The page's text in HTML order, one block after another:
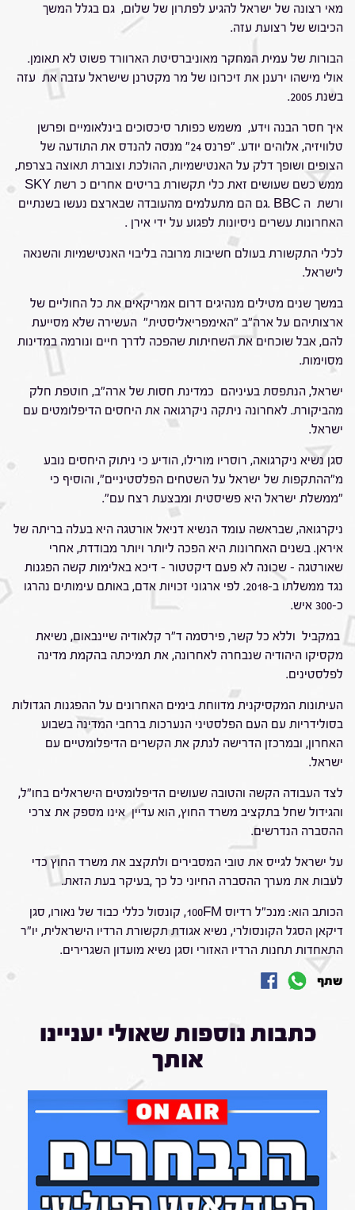
מאי רצונה של ישראל להגיע לפתרון של שלום, גם בגלל המשך
הכיבוש של רצועת עזה.
הבורות של עמית המחקר מאוניברסיטת הארוורד פשוט לא תאומן.
אולי מישהו ירענן את זיכרונו של מר מקטרנן שישראל עזבה את עזה
בשנת 2005.
איך חסר הבנה וידע, משמש כפותר סיכסוכים בינלאומיים ופרשן
טלוויזיה, אלוהים יודע. "פרנס 24" מנסה להנדס את התודעה של
הצופים ושופך דלק על האנטישמיות, ההולכת וצוברת תאוצה בצרפת,
ממש כשם שעושים זאת כלי תקשורת בריטים אחרים כ רשת SKY
ורשת ה BBC .גם הם מתעלמים מהעובדה שבארצם נעשו בשנתיים
האחרונות עשרים ניסיונות לפגוע על ידי אירן .
לכלי התקשורת בעולם חשיבות מרובה בליבוי האנטישמיות והשנאה
לישראל.
במשך שנים מטילים מנהיגים דרום אמריקאים את כל החוליים של
ארצותיהם על ארה"ב "האימפריאליסטית" העשירה שלא מסייעת
להם, אבל שוכחים את השחיתות שהפכה לדרך חיים ונורמה במדינות
מסוימות.
ישראל, הנתפסת בעיניהם כמדינת חסות של ארה"ב, חוטפת חלק
מהביקורת. לאחרונה ניתקה ניקרגואה את היחסים הדיפלומטים עם
ישראל.
סגן נשיא ניקרגואה, רוסריו מורילו, הודיע כי ניתוק היחסים נובע
מ"ההתקפות של ישראל על השטחים הפלסטיניים", והוסיף כי
"ממשלת ישראל היא פשיסטית ומבצעת רצח עם".
ניקרגואה, שבראשה עומד הנשיא דניאל אורטגה היא בעלה בריתה של
איראן. בשנים האחרונות היא הפכה ליותר ויותר מבודדת, אחרי
שאורטגה – שכונה לא פעם דיקטטור – דיכא באלימות קשה הפגנות
נגד ממשלתו ב-2018. לפי ארגוני זכויות אדם, באותם עימותים נהרגו
כ-300 איש.
במקביל וללא כל קשר, פירסמה ד"ר קלאודיה שיינבאום, נשיאת
מקסיקו היהודיה שנבחרה לאחרונה, את תמיכתה בהקמת מדינה
לפלסטינים.
העיתונות המקסיקנית מדווחת בימים האחרונים על ההפגנות הגדולות
בסולידריות עם העם הפלסטיני הנערכות ברחבי המדינה בשבוע
האחרון, ובמרכזן הדרישה לנתק את הקשרים הדיפלומטיים עם
ישראל.
לצד העבודה הקשה והטובה שעושים הדיפלומטים הישראלים בחו"ל,
והגידול שחל בתקציב משרד החוץ, הוא עדיין אינו מספק את צרכי
ההסברה הנדרשים.
על ישראל לגייס את טובי המסבירים ולתקצב את משרד החוץ כדי
לעבות את מערך ההסברה החיוני כל כך ,בעיקר בעת הזאת.
הכותב הוא: מנכ"ל רדיוס 100FM, קונסול כללי כבוד של נאורו, סגן
דיקאן הסגל הקונסולרי, נשיא אגודת תקשורת הרדיו הישראלית, יו"ר
התאחדות תחנות הרדיו האזורי וסגן נשיא מועדון השגרירים.
שתף
כתבות נוספות שאולי יעניינו
אותך